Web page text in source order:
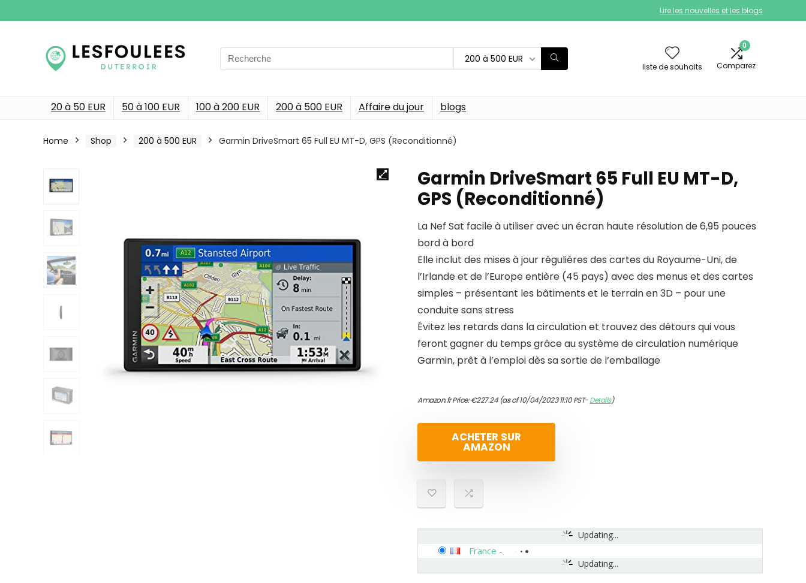
Lire les nouvelles et les blogs
Search
for:
200 à 500 EUR
liste de souhaits
0
Comparez
20 à 50 EUR 50 à 100 EUR 100 à 200 EUR 200 à 500 EUR Affaire du jour blogs
Home Shop 200 à 500 EUR Garmin DriveSmart 65 Full EU MT-D, GPS (Reconditionné)
Garmin DriveSmart 65 Full EU MT-D,
GPS (Reconditionné)
La Nef Sat facile à utiliser avec un écran haute résolution de 6,95 pouces
bord à bord
Elle inclut des mises à jour régulières des cartes du Royaume-Uni, de
l’Irlande et de l’Europe entière (45 pays) avec des menus et des cartes
simples – présentant les bâtiments et le terrain en 3D – pour une
conduite sans stress
Évitez les retards dans la circulation et trouvez des détours qui vous
feront gagner du temps grâce au système de circulation numérique
Garmin, prêt à l’emploi dès sa sortie de l’emballage
Amazon.fr Price:€227.24(as of 10/04/2023 11:10 PST-Details)
ACHETER SUR
AMAZON
Updating...
Updating...
France -